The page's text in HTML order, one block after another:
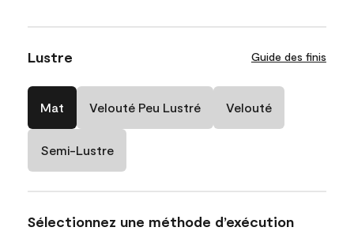
Lustre Guide des finis
Mat Velouté Peu Lustré Velouté
Semi-Lustre
Sélectionnez une méthode d’exécution